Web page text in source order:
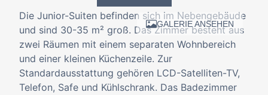
GALERIE ANSEHEN
Die Junior-Suiten befinden sich im Nebengebäude
und sind 30-35 m² groß. Das Zimmer besteht aus
zwei Räumen mit einem separaten Wohnbereich
und einer kleinen Küchenzeile. Zur
Standardausstattung gehören LCD-Satelliten-TV,
Telefon, Safe und Kühlschrank. Das Badezimmer